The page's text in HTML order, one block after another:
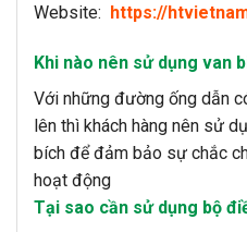
Website: https://
Khi nào nên sử dụng van
Với những đường ống dẫn
lên thì khách hàng nên sử
bích để đảm bảo sự chắc
hoạt động
Tại sao cần sử dụng bộ